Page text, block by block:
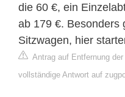
die 60 €, ein
ab 179 €. Besonders
Sitzwagen, hier
Antrag auf Entfernung
vollständige Antwort auf